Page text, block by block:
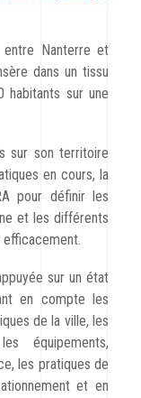
Nanterre et
dans un tissu
habitants sur une
sur son territoire
en cours, la
pour définir les
et les différents
efficacement.
sur un état
en compte les
de la ville, les
équipements,
les pratiques de
et en